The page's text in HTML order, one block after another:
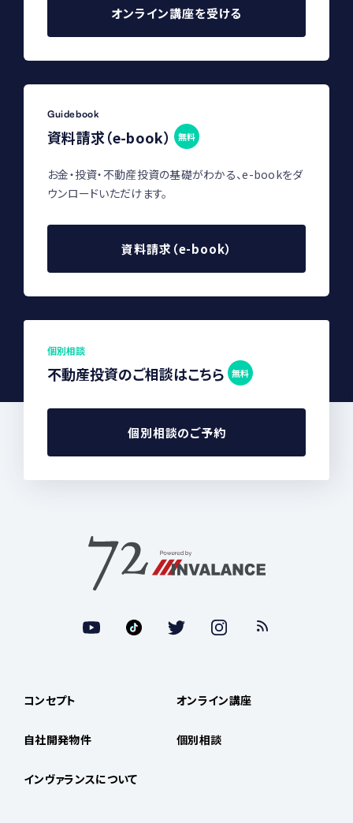
オンライン講座を受ける
Guidebook
資料請求（e-book） 無料
お金・投資・不動産投資の基礎がわかる、e-bookをダ
ウンロードいただけます。
資料請求（e-book）
個別相談
不動産投資のご相談はこちら 無料
個別相談のご予約
コンセプト
自社開発物件
インヴァランスについて
オンライン講座
個別相談